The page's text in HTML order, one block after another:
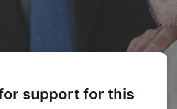
support for this